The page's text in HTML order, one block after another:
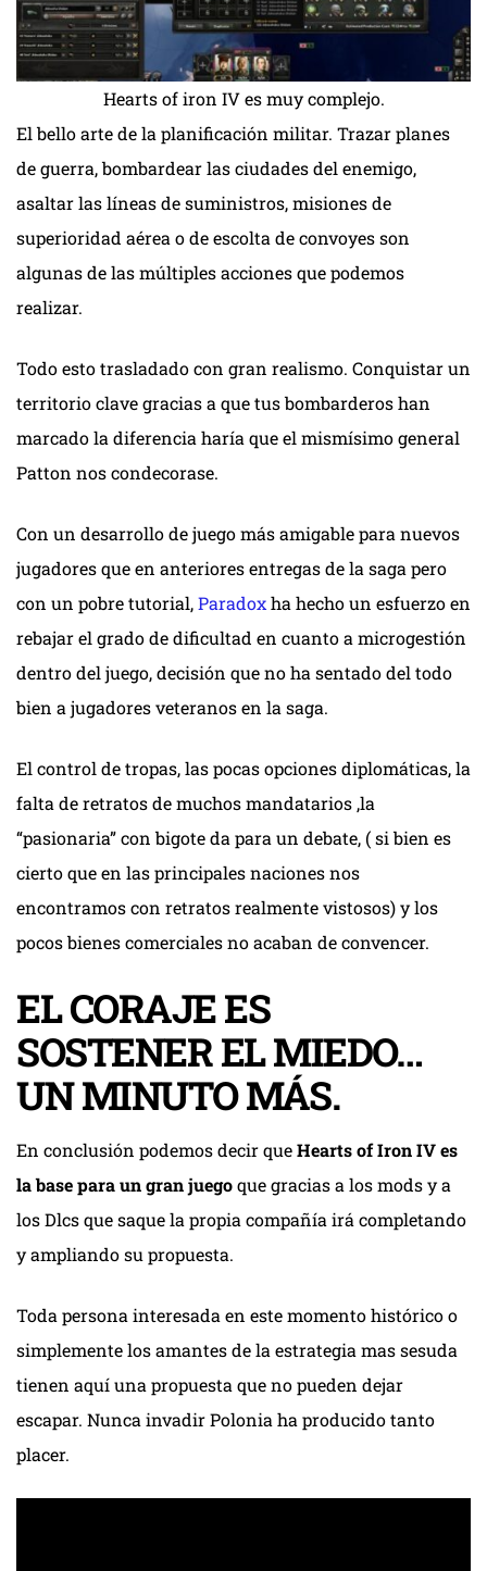
Hearts of iron IV es muy complejo.
El bello arte de la planificación militar. Trazar planes
de guerra, bombardear las ciudades del enemigo,
asaltar las líneas de suministros, misiones de
superioridad aérea o de escolta de convoyes son
algunas de las múltiples acciones que podemos
realizar.
Todo esto trasladado con gran realismo. Conquistar un
territorio clave gracias a que tus bombarderos han
marcado la diferencia haría que el mismísimo general
Patton nos condecorase.
Con un desarrollo de juego más amigable para nuevos
jugadores que en anteriores entregas de la saga pero
con un pobre tutorial,Paradoxha hecho un esfuerzo en
rebajar el grado de dificultad en cuanto a microgestión
dentro del juego, decisión que no ha sentado del todo
bien a jugadores veteranos en la saga.
El control de tropas, las pocas opciones diplomáticas, la
falta de retratos de muchos mandatarios ,la
“pasionaria” con bigote da para un debate, ( si bien es
cierto que en las principales naciones nos
encontramos con retratos realmente vistosos) y los
pocos bienes comerciales no acaban de convencer.
EL CORAJE ES
SOSTENER EL MIEDO…
UN MINUTO MÁS.
En conclusión podemos decir queHearts of Iron IV es
la base para un gran juegoque gracias a los mods y a
los Dlcs que saque la propia compañía irá completando
y ampliando su propuesta.
Toda persona interesada en este momento histórico o
simplemente los amantes de la estrategia mas sesuda
tienen aquí una propuesta que no pueden dejar
escapar. Nunca invadir Polonia ha producido tanto
placer.